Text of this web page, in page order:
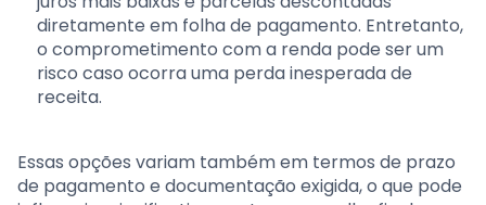
diretamente em folha de pagamento. Entretanto,
o comprometimento com a renda pode ser um
risco caso ocorra uma perda inesperada de
receita.
Essas opções variam também em termos de prazo
de pagamento e documentação exigida, o que pode